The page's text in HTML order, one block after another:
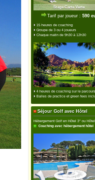
>> Possibilité
15
au vendredi
le matin
4 golfeurs